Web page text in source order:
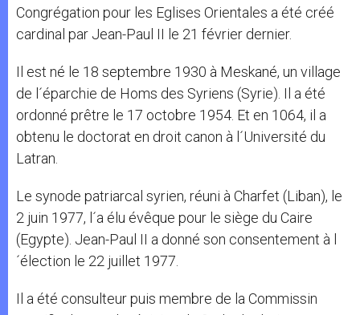
Congrégation pour les Eglises Orientales a été créé
cardinal par Jean-Paul II le 21 février dernier.
Il est né le 18 septembre 1930 à Meskané, un village
de l´éparchie de Homs des Syriens (Syrie). Il a été
ordonné prêtre le 17 octobre 1954. Et en 1064, il a
obtenu le doctorat en droit canon à l´Université du
Latran.
Le synode patriarcal syrien, réuni à Charfet (Liban), le
2 juin 1977, l´a élu évêque pour le siège du Caire
(Egypte). Jean-Paul II a donné son consentement à l
´élection le 22 juillet 1977.
Il a été consulteur puis membre de la Commissin